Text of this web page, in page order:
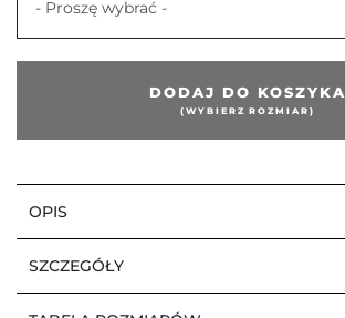
- Proszę wybrać -
DODAJ DO KOSZYKA
(WYBIERZ ROZMIAR)
OPIS
SZCZEGÓŁY